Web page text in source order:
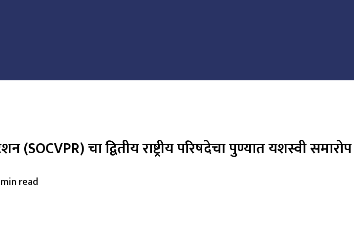
चा द्वितीय राष्ट्रीय परिषदेचा पुण्यात यशस्वी समारोप
read